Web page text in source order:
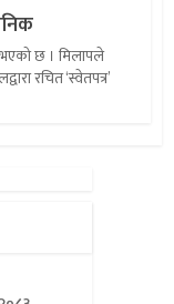
भएको छ । मिलापले
रचित ‘स्वेतपत्र’